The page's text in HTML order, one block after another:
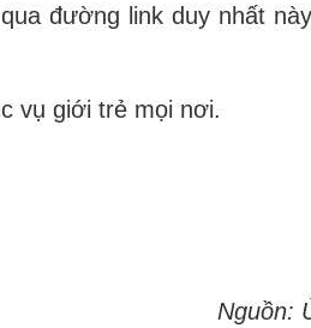
đường link duy nhất
vụ giới trẻ mọi nơi.
Nguồn: